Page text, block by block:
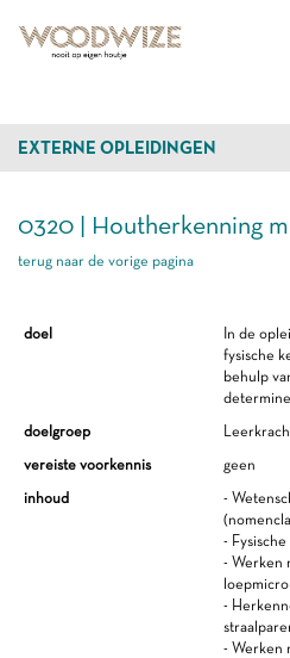
EXTERNE OPLEIDINGEN
0320 | Houtherkenning
terug naar de vorige pagina
doel
In de
fysische
behulp
doelgroep
vereiste voorkennis
geen
inhoud
-
-
- Werken
-
- Werken